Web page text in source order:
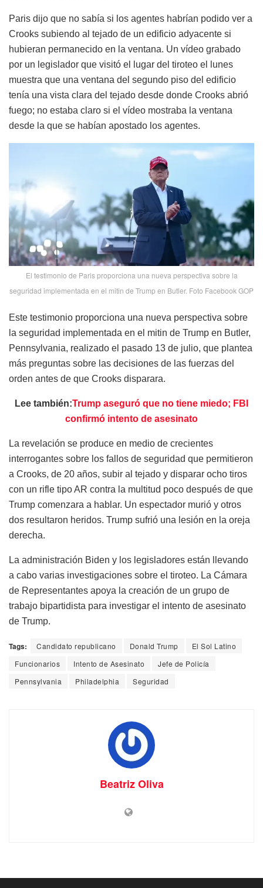
Paris dijo que no sabía si los agentes habrían podido ver a
Crooks subiendo al tejado de un edificio adyacente si
hubieran permanecido en la ventana. Un vídeo grabado
por un legislador que visitó el lugar del tiroteo el lunes
muestra que una ventana del segundo piso del edificio
tenía una vista clara del tejado desde donde Crooks abrió
fuego; no estaba claro si el vídeo mostraba la ventana
desde la que se habían apostado los agentes.
El testimonio de Paris proporciona una nueva perspectiva sobre la
seguridad implementada en el mitin de Trump en Butler. Foto Facebook GOP
Este testimonio proporciona una nueva perspectiva sobre
la seguridad implementada en el mitin de Trump en Butler,
Pennsylvania, realizado el pasado 13 de julio, que plantea
más preguntas sobre las decisiones de las fuerzas del
orden antes de que Crooks disparara.
Lee también:Trump aseguró que no tiene miedo; FBI
confirmó intento de asesinato
La revelación se produce en medio de crecientes
interrogantes sobre los fallos de seguridad que permitieron
a Crooks, de 20 años, subir al tejado y disparar ocho tiros
con un rifle tipo AR contra la multitud poco después de que
Trump comenzara a hablar. Un espectador murió y otros
dos resultaron heridos. Trump sufrió una lesión en la oreja
derecha.
La administración Biden y los legisladores están llevando
a cabo varias investigaciones sobre el tiroteo. La Cámara
de Representantes apoya la creación de un grupo de
trabajo bipartidista para investigar el intento de asesinato
de Trump.
Tags: Candidato republicano Donald Trump
El Sol Latino
Funcionarios
Intento de Asesinato
Jefe de Policía
Pennsylvania
Philadelphia Seguridad
Beatriz Oliva